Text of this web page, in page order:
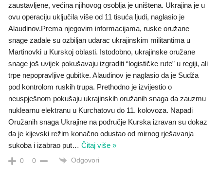
zaustavljene, većina njihovog osoblja je uništena. Ukrajina je u
ovu operaciju uključila više od 11 tisuća ljudi, naglasio je
Alaudinov.Prema njegovim informacijama, ruske oružane
snage zadale su ozbiljan udarac ukrajinskim militantima u
Martinovki u Kurskoj oblasti. Istodobno, ukrajinske oružane
snage još uvijek pokušavaju izgraditi “logističke rute” u regiji, ali
trpe nepopravljive gubitke. Alaudinov je naglasio da je Sudža
pod kontrolom ruskih trupa. Prethodno je izvijestio o
neuspješnom pokušaju ukrajinskih oružanih snaga da zauzmu
nuklearnu elektranu u Kurchatovu do 11. kolovoza. Napadi
Oružanih snaga Ukrajine na područje Kurska izravan su dokaz
da je kijevski režim konačno odustao od mirnog rješavanja
sukoba i izabrao put… Čitaj više »
0 0 Odgovori